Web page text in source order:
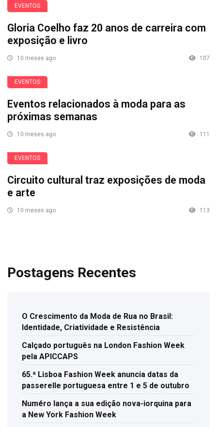
EVENTOS
Gloria Coelho faz 20 anos de carreira com
exposição e livro
10 meses ago 107
EVENTOS
Eventos relacionados à moda para as
próximas semanas
10 meses ago 111
EVENTOS
Circuito cultural traz exposições de moda
e arte
10 meses ago 113
Postagens Recentes
O Crescimento da Moda de Rua no Brasil:
Identidade, Criatividade e Resistência
Calçado português na London Fashion Week
pela APICCAPS
65.ª Lisboa Fashion Week anuncia datas da
passerelle portuguesa entre 1 e 5 de outubro
Numéro lança a sua edição nova-iorquina para
a New York Fashion Week